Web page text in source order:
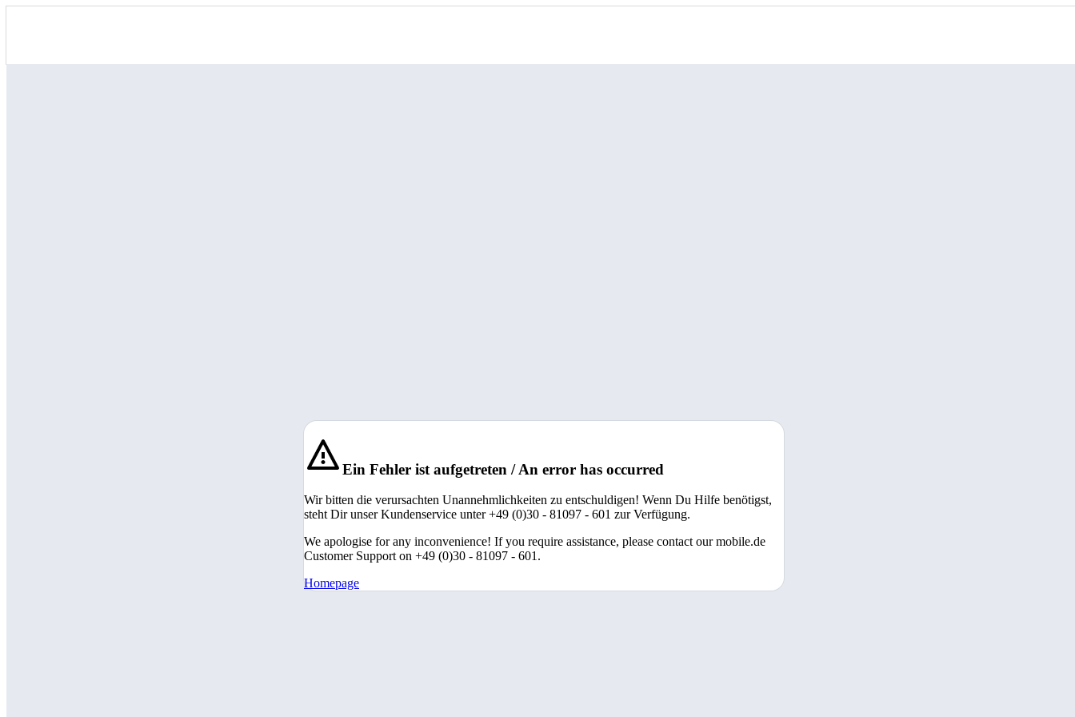
Ein Fehler ist aufgetreten / An error has occurred
Wir bitten die verursachten Unannehmlichkeiten zu entschuldigen! Wenn Du Hilfe benötigst,
steht Dir unser Kundenservice unter +49 (0)30 - 81097 - 601 zur Verfügung.
We apologise for any inconvenience! If you require assistance, please contact our mobile.de
Customer Support on +49 (0)30 - 81097 - 601.
Homepage